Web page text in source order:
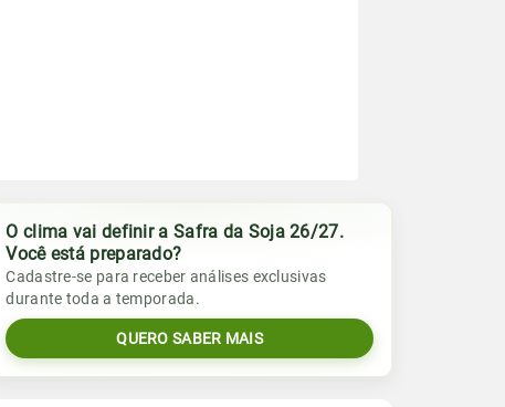
O clima vai definir a Safra da Soja 26/27.
Você está preparado?
Cadastre-se para receber análises exclusivas
durante toda a temporada.
QUERO SABER MAIS